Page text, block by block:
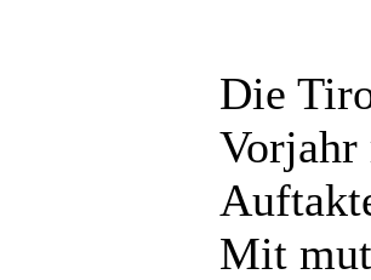
Die
Vorjahr
Mit